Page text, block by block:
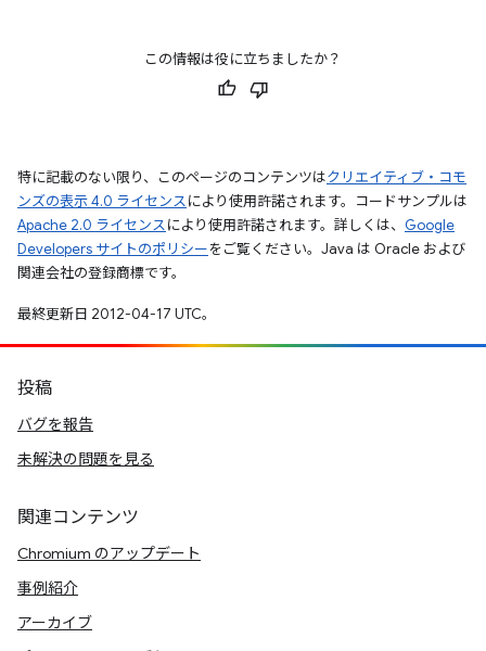
この情報は役に立ちましたか？
特に記載のない限り、このページのコンテンツはクリエイティブ・コモ
ンズの表示 4.0 ライセンスにより使用許諾されます。コードサンプルは
Apache 2.0 ライセンスにより使用許諾されます。詳しくは、 Google
Developers サイトのポリシーをご覧ください。Java は Oracle および
関連会社の登録商標です。
最終更新日 2012-04-17 UTC。
投稿
バグを報告
未解決の問題を見る
関連コンテンツ
Chromium のアップデート
事例紹介
アーカイブ